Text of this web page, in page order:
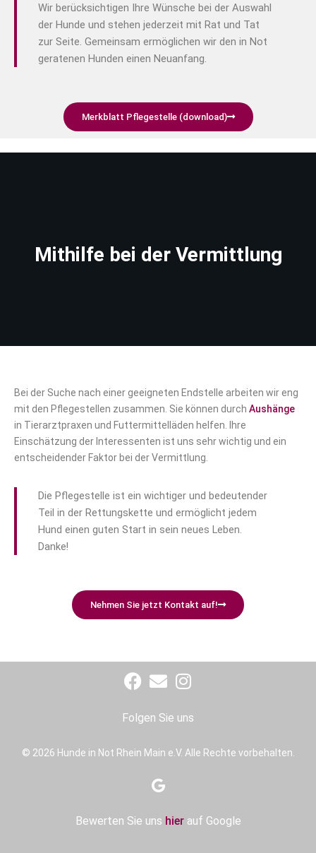
Wir berücksichtigen Ihre Wünsche bei der Auswahl
der Hunde und stehen jederzeit mit Rat und Tat
zur Seite. Gemeinsam ermöglichen wir den in Not
geratenen Hunden einen Neuanfang.
Merkblatt Pflegestelle (download)
Mithilfe bei der Vermittlung
Bei der Suche nach einer geeigneten Endstelle arbeiten wir eng
mit den Pflegestellen zusammen. Sie können durch Aushänge
in Tierarztpraxen und Futtermittelläden helfen. Ihre
Einschätzung der Interessenten ist uns sehr wichtig und ein
entscheidender Faktor bei der Vermittlung.
Die Pflegestelle ist ein wichtiger und bedeutender
Teil in der Rettungskette und ermöglicht jedem
Hund einen guten Start in sein neues Leben.
Danke!
Nehmen Sie jetzt Kontakt auf!
Folgen Sie uns
© 2026 Hunde in Not Rhein Main e.V. Alle Rechte vorbehalten.
Bewerten Sie uns hierauf Google